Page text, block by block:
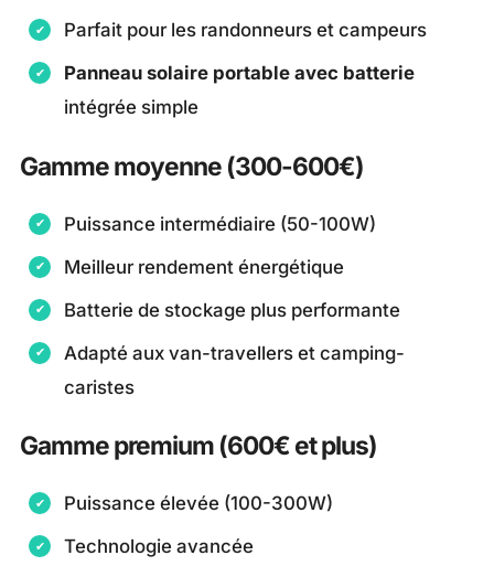
Parfait pour les randonneurs et campeurs
Panneau solaire portable avec batterie
intégrée simple
Gamme moyenne (300-600€)
Puissance intermédiaire (50-100W)
Meilleur rendement énergétique
Batterie de stockage plus performante
Adapté aux van-travellers et camping-
caristes
Gamme premium (600€ et plus)
Puissance élevée (100-300W)
Technologie avancée